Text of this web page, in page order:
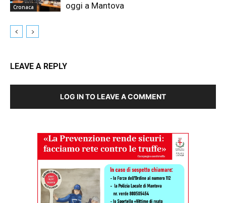
Cronaca oggi a Mantova
LEAVE A REPLY
LOG IN TO LEAVE A COMMENT